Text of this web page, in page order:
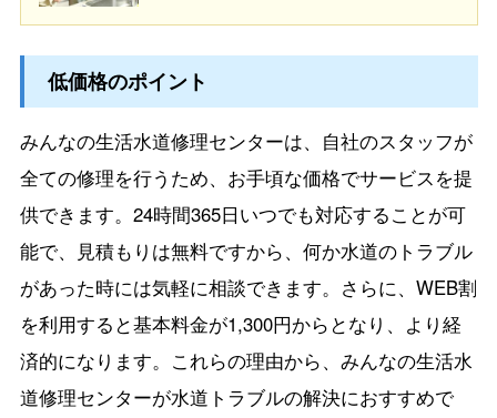
低価格のポイント
みんなの生活水道修理センターは、自社のスタッフが
全ての修理を行うため、お手頃な価格でサービスを提
供できます。24時間365日いつでも対応することが可
能で、見積もりは無料ですから、何か水道のトラブル
があった時には気軽に相談できます。さらに、WEB割
を利用すると基本料金が1,300円からとなり、より経
済的になります。これらの理由から、みんなの生活水
道修理センターが水道トラブルの解決におすすめで